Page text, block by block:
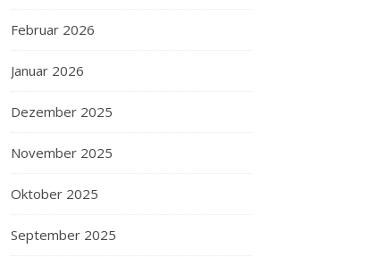
Februar 2026
Januar 2026
Dezember 2025
November 2025
Oktober 2025
September 2025